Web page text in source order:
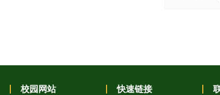
校园网站 快速链接